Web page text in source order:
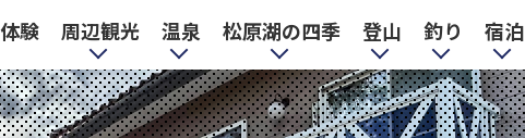
験 周辺観光 温泉 松原湖の四季 登山 釣り 宿泊